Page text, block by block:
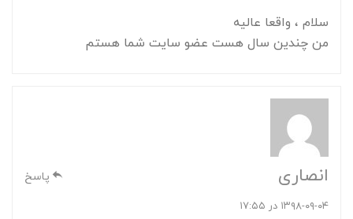
سلام ، واقعا عالیه
من چندین سال هست عضو سایت شما هستم
انصاری پاسخ
۱۳۹۸-۰۹-۰۴ در ۱۷:۵۵